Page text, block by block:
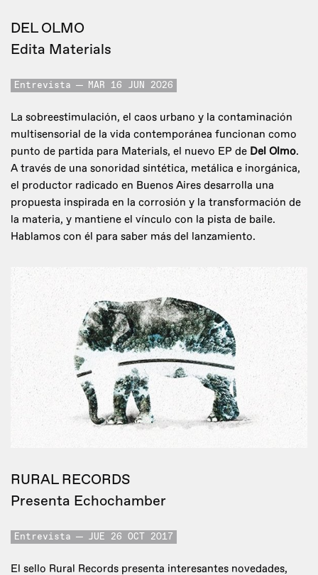
DEL OLMO
Edita Materials
Entrevista MAR 16 JUN 2026
La sobreestimulación, el caos urbano y la contaminación
multisensorial de la vida contemporánea funcionan como
punto de partida para Materials, el nuevo EP de Del Olmo.
A través de una sonoridad sintética, metálica e inorgánica,
el productor radicado en Buenos Aires desarrolla una
propuesta inspirada en la corrosión y la transformación de
la materia, y mantiene el vínculo con la pista de baile.
Hablamos con él para saber más del lanzamiento.
RURAL RECORDS
Presenta Echochamber
Entrevista JUE 26 OCT 2017
El sello Rural Records presenta interesantes novedades,